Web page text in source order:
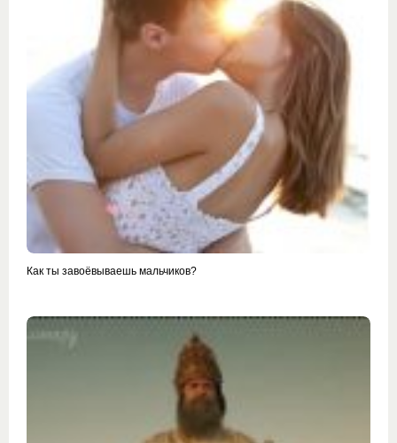
Как ты завоёвываешь мальчиков?